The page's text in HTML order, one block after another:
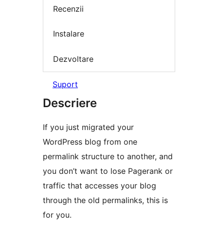
Recenzii
Instalare
Dezvoltare
Suport
Descriere
If you just migrated your
WordPress blog from one
permalink structure to another, and
you don’t want to lose Pagerank or
traffic that accesses your blog
through the old permalinks, this is
for you.